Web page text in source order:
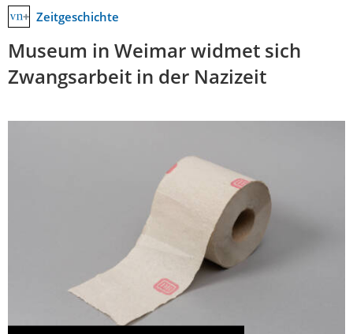
Zeitgeschichte
Museum in Weimar widmet sich
Zwangsarbeit in der Nazizeit